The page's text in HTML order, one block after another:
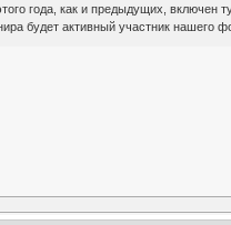
года, как и предыдущих, включен
будет активный участник нашего